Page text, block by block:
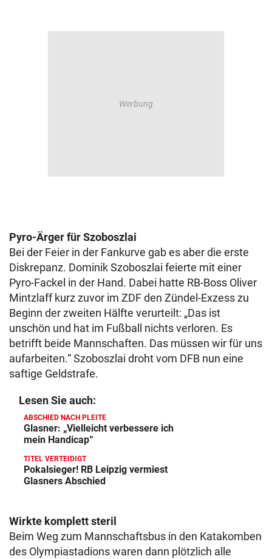
Pyro-Ärger für Szoboszlai
Bei der Feier in der Fankurve gab es aber die erste
Diskrepanz. Dominik Szoboszlai feierte mit einer
Pyro-Fackel in der Hand. Dabei hatte RB-Boss Oliver
Mintzlaff kurz zuvor im ZDF den Zündel-Exzess zu
Beginn der zweiten Hälfte verurteilt: „Das ist
unschön und hat im Fußball nichts verloren. Es
betrifft beide Mannschaften. Das müssen wir für uns
aufarbeiten.“ Szoboszlai droht vom DFB nun eine
saftige Geldstrafe.
Lesen Sie auch:
ABSCHIED NACH PLEITE
Glasner: „Vielleicht verbessere ich
mein Handicap“
TITEL VERTEIDIGT
Pokalsieger! RB Leipzig vermiest
Glasners Abschied
Wirkte komplett steril
Beim Weg zum Mannschaftsbus in den Katakomben
des Olympiastadions waren dann plötzlich alle